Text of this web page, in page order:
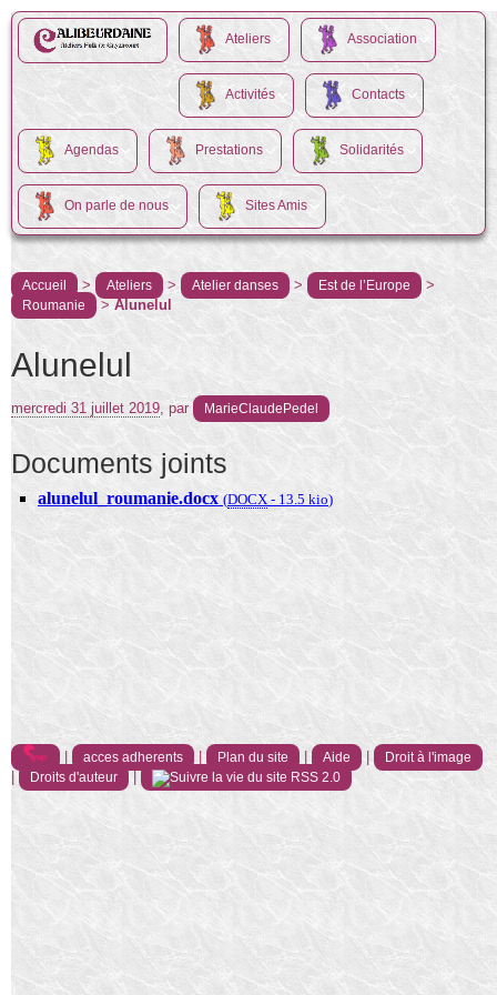
Ateliers Association
Activités Contacts
Agendas Prestations Solidarités
On parle de nous Sites Amis
Accueil > Ateliers > Atelier danses > Est de l’Europe >
Roumanie > Alunelul
Alunelul
mercredi 31 juillet 2019, par MarieClaudePedel
Documents joints
alunelul_roumanie.docx (DOCX - 13.5 kio)
acces adherents Plan du site Aide Droit à l'image
Droits d'auteur RSS 2.0